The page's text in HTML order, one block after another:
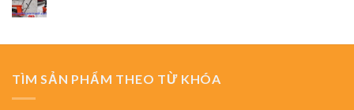
TÌM SẢN PHẨM THEO TỪ KHÓA